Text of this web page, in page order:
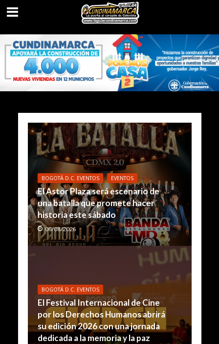
BOGOTÁ D.C. EVENTOS EVENTOS
El Astor Plaza será escenario de
una batalla que promete hacer
historia este sábado
06/08/2026
BOGOTÁ D.C. EVENTOS
El Festival Internacional de Cine
por los Derechos Humanos abrirá
su edición 2026 con una jornada
dedicada a la memoria y la paz